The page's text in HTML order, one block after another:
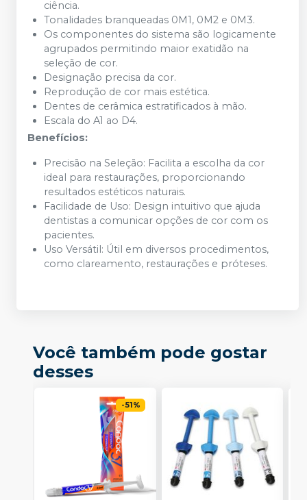
ciência.
Tonalidades branqueadas 0M1, 0M2 e 0M3.
Os componentes do sistema são logicamente
agrupados permitindo maior exatidão na
seleção de cor.
Designação precisa da cor.
Reprodução de cor mais estética.
Dentes de cerâmica estratificados à mão.
Escala do A1 ao D4.
Benefícios:
Precisão na Seleção: Facilita a escolha da cor
ideal para restaurações, proporcionando
resultados estéticos naturais.
Facilidade de Uso: Design intuitivo que ajuda
dentistas a comunicar opções de cor com os
pacientes.
Uso Versátil: Útil em diversos procedimentos,
como clareamento, restaurações e próteses.
Você também pode gostar
desses
-51%